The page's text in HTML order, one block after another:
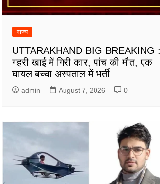
राज्य
UTTARAKHAND BIG BREAKING :
गहरी खाई में गिरी कार, पांच की मौत, एक
घायल बच्चा अस्पताल में भर्ती
admin August 7, 2026 0